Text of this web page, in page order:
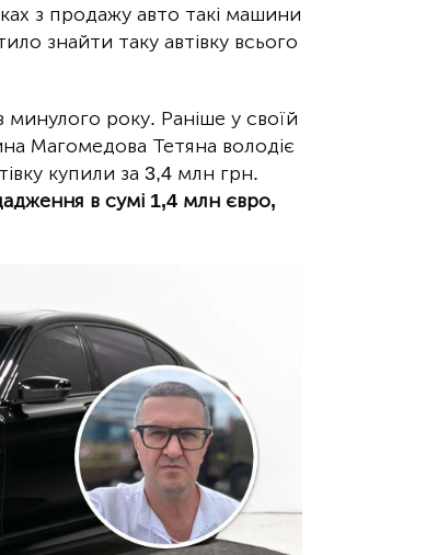
з продажу авто такі машини
знайти таку автівку всього
року. Раніше у своїй
Магомедова Тетяна володіє
купили за 3,4 млн грн.
в сумі 1,4 млн євро,